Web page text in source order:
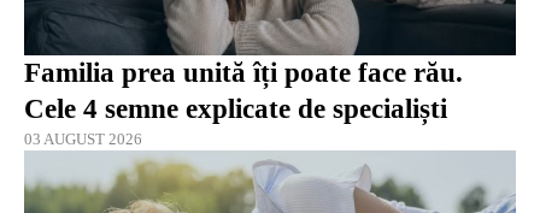
Familia prea unită îți poate face rău.
Cele 4 semne explicate de specialiști
03 AUGUST 2026